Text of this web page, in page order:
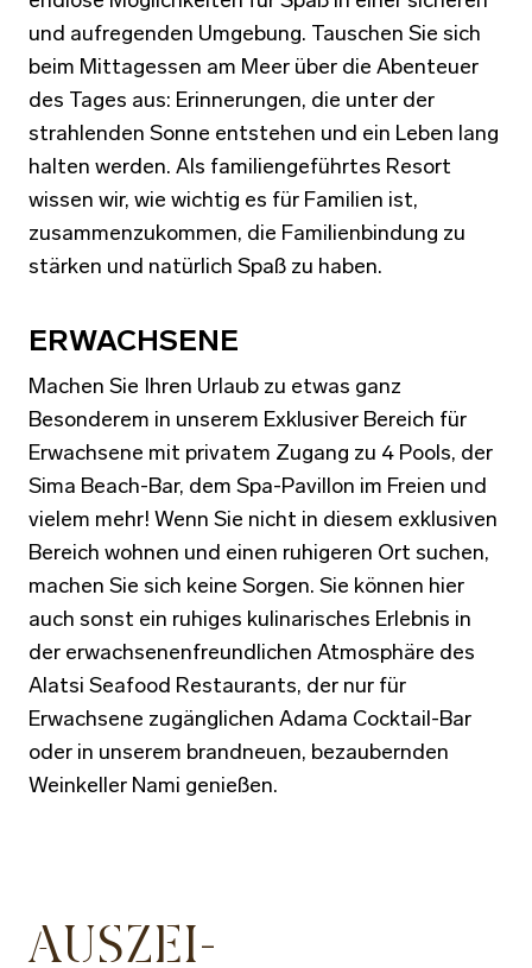
und aufregenden Umgebung. Tauschen Sie sich
beim Mittagessen am Meer über die Abenteuer
des Tages aus: Erinnerungen, die unter der
strahlenden Sonne entstehen und ein Leben lang
halten werden. Als familiengeführtes Resort
wissen wir, wie wichtig es für Familien ist,
zusammenzukommen, die Familienbindung zu
stärken und natürlich Spaß zu haben.
ERWACHSENE
Machen Sie Ihren Urlaub zu etwas ganz
Besonderem in unserem Exklusiver Bereich für
Erwachsene mit privatem Zugang zu 4 Pools, der
Sima Beach-Bar, dem Spa-Pavillon im Freien und
vielem mehr! Wenn Sie nicht in diesem exklusiven
Bereich wohnen und einen ruhigeren Ort suchen,
machen Sie sich keine Sorgen. Sie können hier
auch sonst ein ruhiges kulinarisches Erlebnis in
der erwachsenenfreundlichen Atmosphäre des
Alatsi Seafood Restaurants, der nur für
Erwachsene zugänglichen Adama Cocktail-Bar
oder in unserem brandneuen, bezaubernden
Weinkeller Nami genießen.
AUSZEI-